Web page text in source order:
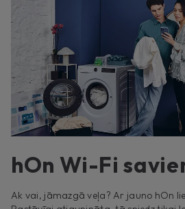
hOn Wi-Fi
Ak vai, jāmazgā veļa? Ar jauno hOn